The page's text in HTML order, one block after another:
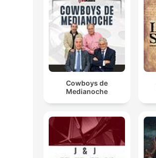
Cowboys de
Medianoche